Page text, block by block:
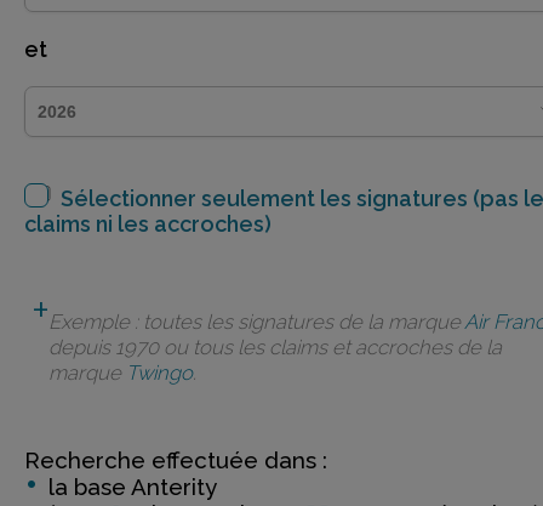
et
Sélectionner seulement les signatures (pas
claims ni les accroches)
Exemple : toutes les signatures de la marqueAir
depuis 1970 ou tous les claims et accroches de la
marque Twingo.
Recherche effectuée dans :
la base Anterity